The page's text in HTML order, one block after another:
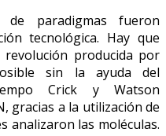
paradigmas fueron
tecnológica. Hay que
producida por
sin la ayuda del
Crick y Watson
gracias a la utilización de
analizaron las moléculas.